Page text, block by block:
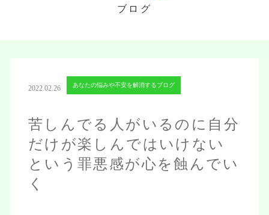
ブログ
2022.02.26 あなたの悩みや不安を解消するブログ
苦しんでる人がいるのに自分
だけが楽しんではいけない
という罪悪感が心を蝕んでい
く